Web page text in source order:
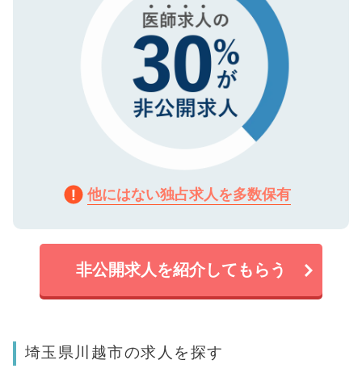
他にはない独占求人を多数保有
非公開求人を紹介してもらう
埼玉県川越市の求人を探す